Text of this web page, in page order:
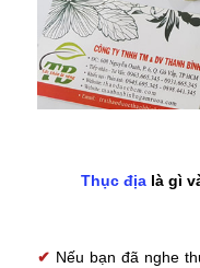
Thục địa là gì
✔ Nếu bạn đã nghe